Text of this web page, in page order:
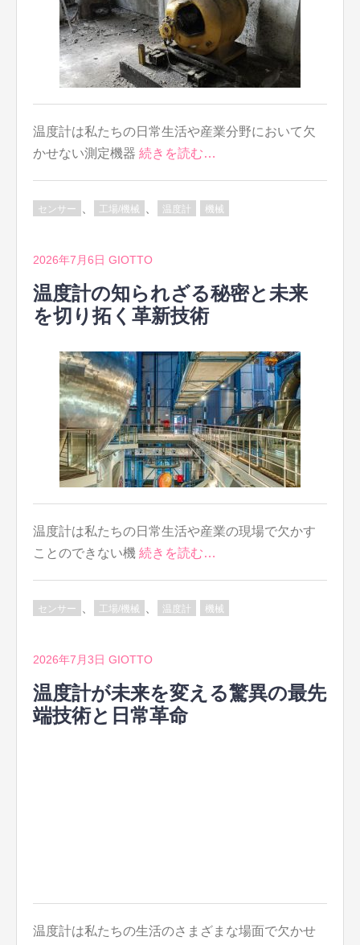
温度計は私たちの日常生活や産業分野において欠
かせない測定機器 続きを読む…
センサー 工場/機械 温度計 機械
2026年7月6日 GIOTTO
温度計の知られざる秘密と未来
を切り拓く革新技術
温度計は私たちの日常生活や産業の現場で欠かす
ことのできない機 続きを読む…
センサー 工場/機械 温度計 機械
2026年7月3日 GIOTTO
温度計が未来を変える驚異の最先
端技術と日常革命
温度計は私たちの生活のさまざまな場面で欠かせ